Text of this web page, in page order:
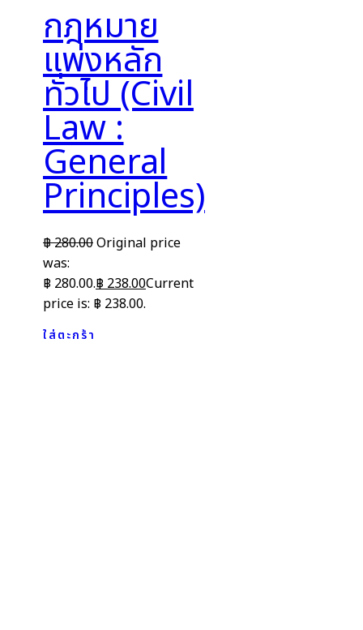
กฎหมาย
แพ่งหลัก
ทั่วไป (Civil
Law :
General
Principles)
฿280.00Original price
was:
฿ 280.00.฿238.00Current
price is: ฿ 238.00.
ใส่ตะกร้า